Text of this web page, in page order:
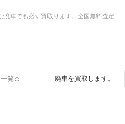
廃車でも必ず買取ります。全国無料査定
一覧☆ 廃車を買取します。